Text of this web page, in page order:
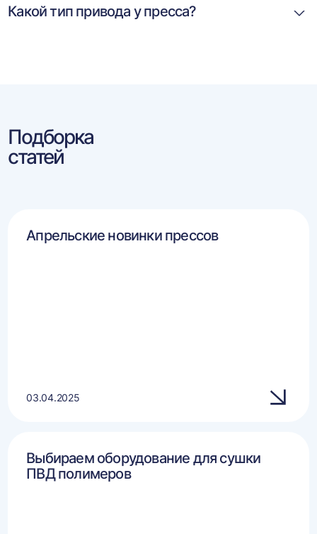
Какой тип привода у пресса?
Подборка
статей
Апрельские новинки прессов
03.04.2025
Выбираем оборудование для сушки
ПВД полимеров